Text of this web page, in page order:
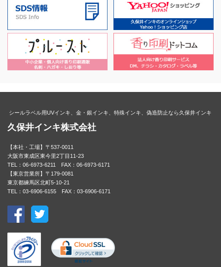
シールラベル用UVインキ、金・銀インキ、特殊インキ、偽造防止なら久保井インキ
久保井インキ株式会社
【本社・工場】〒537-0011
大阪市東成区東今里2丁目11-23
TEL：06-6973-6211 FAX：06-6973-6171
【東京営業所】〒179-0081
東京都練馬区北町5-10-21
TEL：03-6906-6155 FAX：03-6906-6171